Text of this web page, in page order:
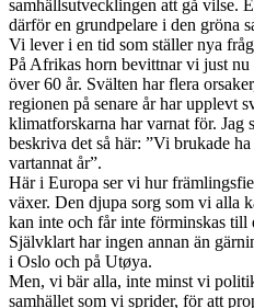
samhällsutvecklingen att gå vilse.
därför en grundpelare i den gröna
Vi lever i en tid som ställer nya
På Afrikas horn bevittnar vi just nu
över 60 år. Svälten har flera
regionen på senare år har upplevt
klimatforskarna har varnat för. Jag
beskriva det så här: ”Vi brukade
vartannat år”.
Här i Europa ser vi hur
växer. Den djupa sorg som vi alla
kan inte och får inte förminskas till
Självklart har ingen annan än
i Oslo och på Utøya.
Men, vi bär alla, inte minst vi
samhället som vi sprider, för att